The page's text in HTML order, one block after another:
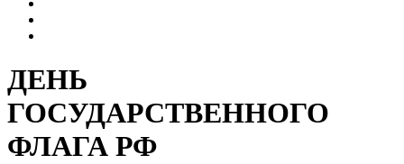
ДЕНЬ
ГОСУДАРСТВЕННОГО
ФЛАГА РФ